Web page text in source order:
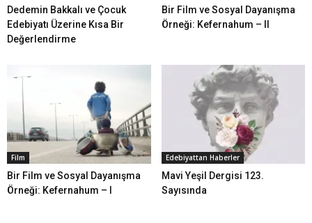
Dedemin Bakkalı ve Çocuk
Edebiyatı Üzerine Kısa Bir
Değerlendirme
Bir Film ve Sosyal Dayanışma
Örneği: Kefernahum – II
Film
Bir Film ve Sosyal Dayanışma
Örneği: Kefernahum – I
Edebiyattan Haberler
Mavi Yeşil Dergisi 123.
Sayısında